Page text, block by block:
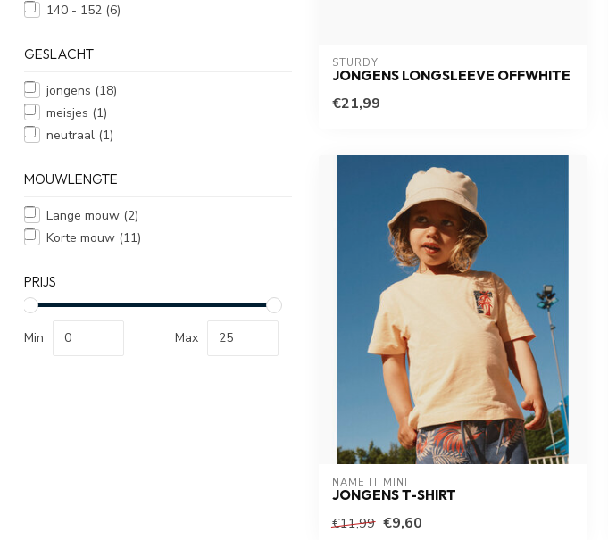
140 - 152 (6)
GESLACHT
jongens (18)
meisjes (1)
neutraal (1)
MOUWLENGTE
Lange mouw (2)
Korte mouw (11)
PRIJS
Min Max
STURDY
JONGENS LONGSLEEVE OFFWHITE
€21,99
NAME IT MINI
JONGENS T-SHIRT
€11,99 €9,60